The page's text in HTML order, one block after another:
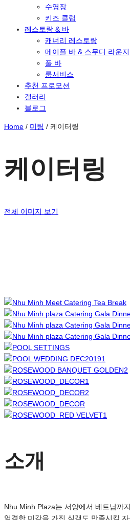
수영장
키즈 클럽
레스토랑 & 바
캐너리 레스토랑
메이플 바 & 스무디 라운지
풀 바
룸서비스
추천 프로모션
갤러리
블로그
Home / 미팅 / 케이터링
케이터링
전체 이미지 보기
소개
Nhu Minh Plaza는 서양에서 베트남까
엄격한 미각을 가진 식객도 만족시킬